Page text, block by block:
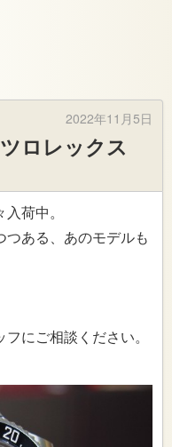
2022年11月5日
ロレックス
荷中。
ある、あのモデルも
にご相談ください。